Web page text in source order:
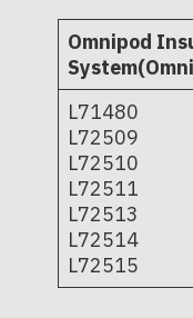
Omnipod
L71480
L72509
L72510
L72511
L72513
L72514
L72515